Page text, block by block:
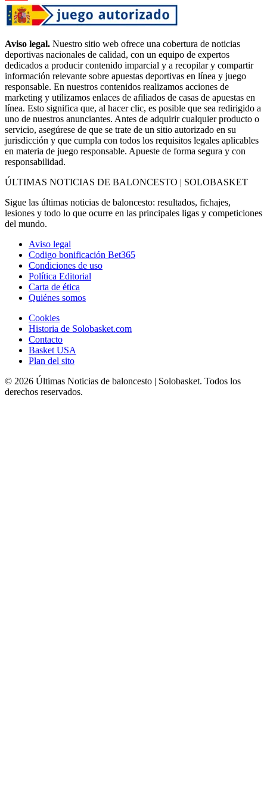
Aviso legal. Nuestro sitio web ofrece una cobertura de noticias
deportivas nacionales de calidad, con un equipo de expertos
dedicados a producir contenido imparcial y a recopilar y compartir
información relevante sobre apuestas deportivas en línea y juego
responsable. En nuestros contenidos realizamos acciones de
marketing y utilizamos enlaces de afiliados de casas de apuestas en
línea. Esto significa que, al hacer clic, es posible que sea redirigido a
uno de nuestros anunciantes. Antes de adquirir cualquier producto o
servicio, asegúrese de que se trate de un sitio autorizado en su
jurisdicción y que cumpla con todos los requisitos legales aplicables
en materia de juego responsable. Apueste de forma segura y con
responsabilidad.
ÚLTIMAS NOTICIAS DE BALONCESTO | SOLOBASKET
Sigue las últimas noticias de baloncesto: resultados, fichajes,
lesiones y todo lo que ocurre en las principales ligas y competiciones
del mundo.
Aviso legal
Codigo bonificación Bet365
Condiciones de uso
Política Editorial
Carta de ética
Quiénes somos
Cookies
Historia de Solobasket.com
Contacto
Basket USA
Plan del sito
© 2026 Últimas Noticias de baloncesto | Solobasket. Todos los
derechos reservados.